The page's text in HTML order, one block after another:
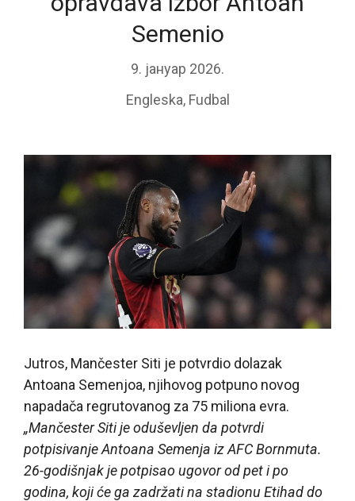
Semenio
9. јануар 2026.
Engleska, Fudbal
Jutros, Mančester Siti je potvrdio dolazak
Antoana Semenjoa, njihovog potpuno novog
napadača regrutovanog za 75 miliona evra.
„Mančester Siti je oduševljen da potvrdi
potpisivanje Antoana Semenja iz AFC Bornmuta.
26-godišnjak je potpisao ugovor od pet i po
godina, koji će ga zadržati na stadionu Etihad do